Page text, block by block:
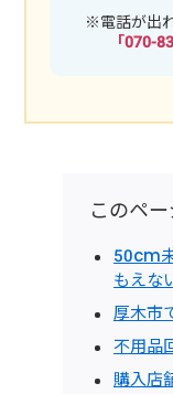
※電話が出
「070-
このペ
50cm
もえな
厚木市
不用品
購入店